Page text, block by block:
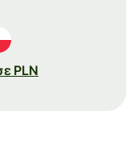
PLN